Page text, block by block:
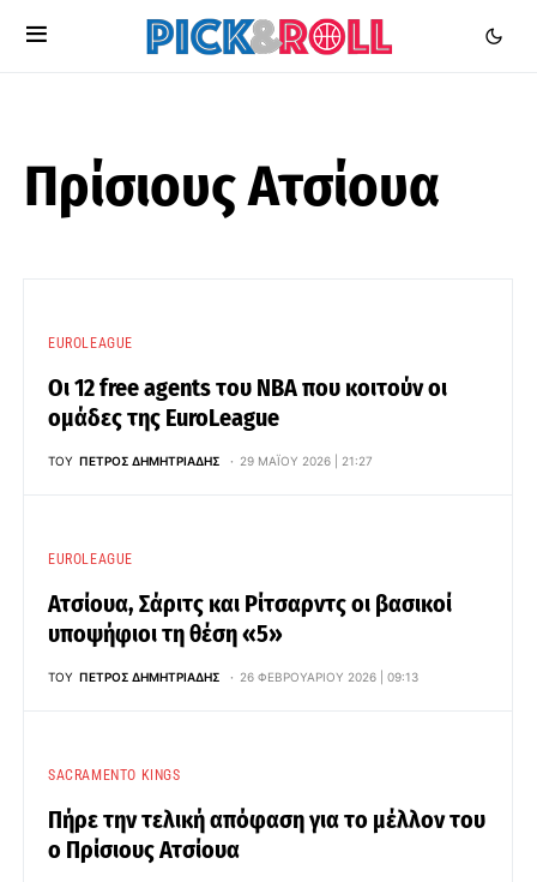
Πρίσιους Ατσίουα
EUROLEAGUE
Οι 12 free agents του ΝΒΑ που κοιτούν οι
ομάδες της EuroLeague
ΤΟΥ ΠΈΤΡΟΣ ΔΗΜΗΤΡΙΆΔΗΣ 29 ΜΑΪ́ΟΥ 2026 | 21:27
EUROLEAGUE
Ατσίουα, Σάριτς και Ρίτσαρντς οι βασικοί
υποψήφιοι τη θέση «5»
ΤΟΥ ΠΈΤΡΟΣ ΔΗΜΗΤΡΙΆΔΗΣ 26 ΦΕΒΡΟΥΑΡΊΟΥ 2026 | 09:13
SACRAMENTO KINGS
Πήρε την τελική απόφαση για το μέλλον του
ο Πρίσιους Ατσίουα